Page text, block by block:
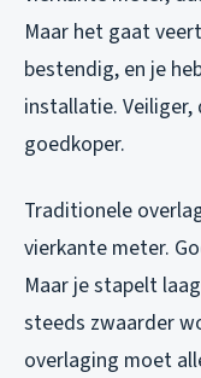
Maar het gaat
bestendig, en je
installatie. Veiliger,
goedkoper.
Traditionele
vierkante meter.
Maar je stapelt
steeds zwaarder
overlaging moet